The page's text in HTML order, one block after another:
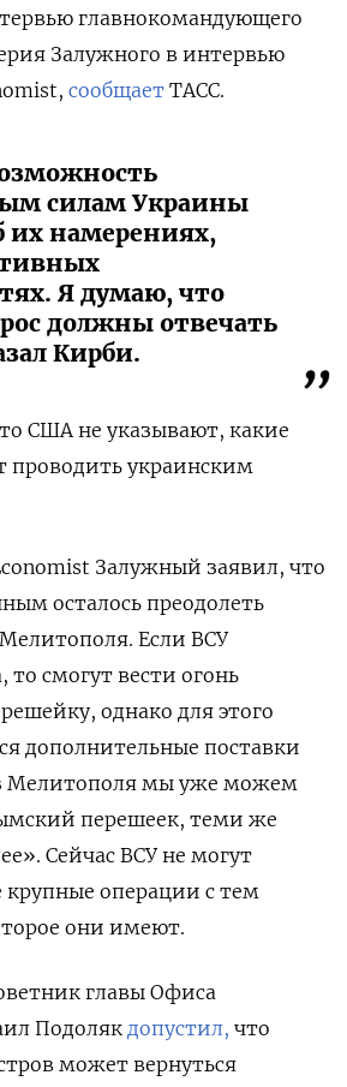
главнокомандующего
Залужного в интервью
сообщает ТАСС.
силам Украины
их намерениях,
Я думаю, что
должны отвечать
Кирби.
США не указывают, какие
проводить украинским
Залужный заявил, что
осталось преодолеть
Если ВСУ
то смогут вести огонь
однако для этого
дополнительные поставки
Мелитополя мы уже можем
перешеек, теми же
Сейчас ВСУ не могут
операции с тем
они имеют.
главы Офиса
Подоляк допустил, что
может вернуться